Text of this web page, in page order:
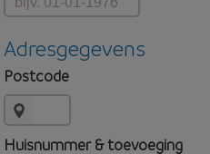
Adresgegevens
Postcode
Huisnummer & toevoeging